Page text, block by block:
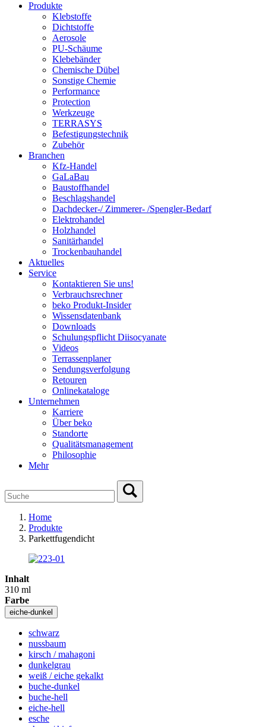
Produkte
Klebstoffe
Dichtstoffe
Aerosole
PU-Schäume
Klebebänder
Chemische Dübel
Sonstige Chemie
Performance
Protection
Werkzeuge
TERRASYS
Befestigungstechnik
Zubehör
Branchen
Kfz-Handel
GaLaBau
Baustoffhandel
Beschlagshandel
Dachdecker-/ Zimmerer- /Spengler-Bedarf
Elektrohandel
Holzhandel
Sanitärhandel
Trockenbauhandel
Aktuelles
Service
Kontaktieren Sie uns!
Verbrauchsrechner
beko Produkt-Insider
Wissensdatenbank
Downloads
Schulungspflicht Diisocyanate
Videos
Terrassenplaner
Sendungsverfolgung
Retouren
Onlinekataloge
Unternehmen
Karriere
Über beko
Standorte
Qualitätsmanagement
Philosophie
Mehr
Home
Produkte
Parkettfugendicht
Inhalt
310 ml
Farbe
eiche-dunkel
schwarz
nussbaum
kirsch / mahagoni
dunkelgrau
weiß / eiche gekalkt
buche-dunkel
buche-hell
eiche-hell
esche